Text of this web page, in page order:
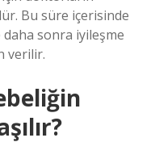
Bu süre içerisinde
sonra iyileşme
verilir.